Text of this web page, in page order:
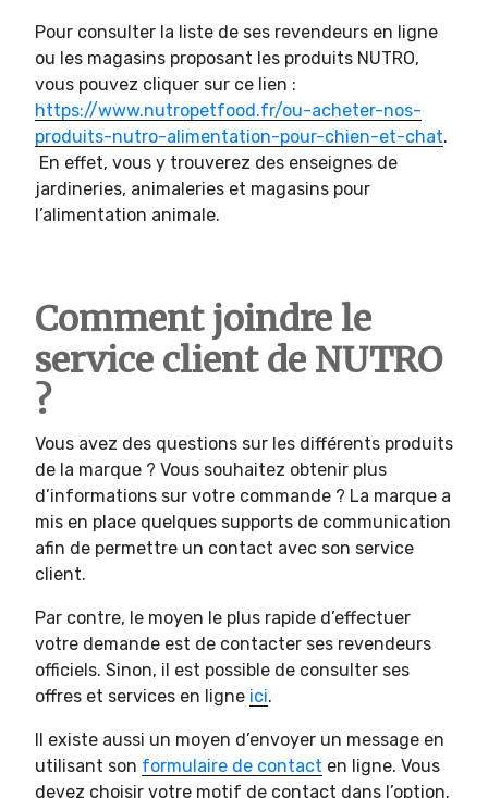
Pour consulter la liste de ses revendeurs en ligne
ou les magasins proposant les produits NUTRO,
vous pouvez cliquer sur ce lien :
https://www.nutropetfood.fr/ou-acheter-nos-
produits-nutro-alimentation-pour-chien-et-chat.
En effet, vous y trouverez des enseignes de
jardineries, animaleries et magasins pour
l’alimentation animale.
Comment joindre le
service client de NUTRO
?
Vous avez des questions sur les différents produits
de la marque ? Vous souhaitez obtenir plus
d’informations sur votre commande ? La marque a
mis en place quelques supports de communication
afin de permettre un contact avec son service
client.
Par contre, le moyen le plus rapide d’effectuer
votre demande est de contacter ses revendeurs
officiels. Sinon, il est possible de consulter ses
offres et services en ligne ici.
Il existe aussi un moyen d’envoyer un message en
utilisant son formulaire de contact en ligne. Vous
devez choisir votre motif de contact dans l’option.